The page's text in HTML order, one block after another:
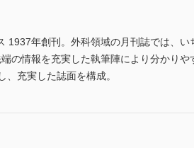
1937年創刊。外科領域の月刊誌では、
の情報を充実した執筆陣により分かり
充実した誌面を構成。